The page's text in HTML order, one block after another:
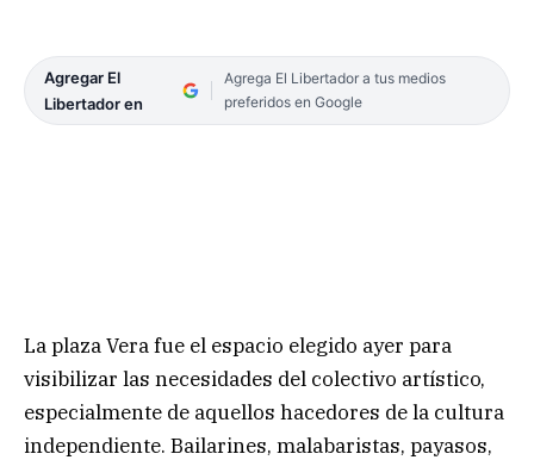
Agregar El
Libertador en
Agrega El Libertador a tus medios
preferidos en Google
La plaza Vera fue el espacio elegido ayer para
visibilizar las necesidades del colectivo artístico,
especialmente de aquellos hacedores de la cultura
independiente. Bailarines, malabaristas, payasos,